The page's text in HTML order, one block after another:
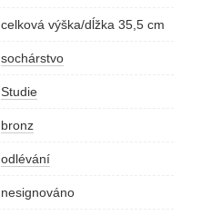
celková výška/dĺžka 35,5 cm
sochárstvo
Studie
bronz
odlévání
nesignováno